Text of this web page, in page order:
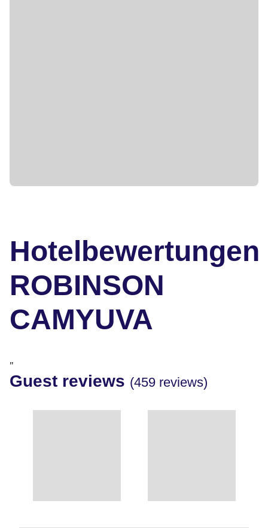
Hotelbewertungen
ROBINSON
CAMYUVA
"
Guest reviews (459 reviews)